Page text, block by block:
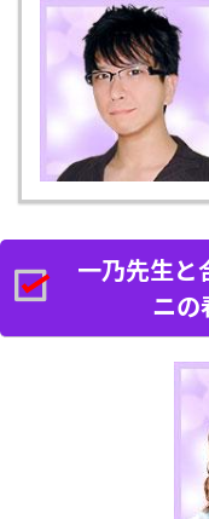
一乃先生と
ニ